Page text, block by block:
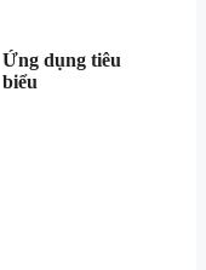
Ứng dụng tiêu
biểu